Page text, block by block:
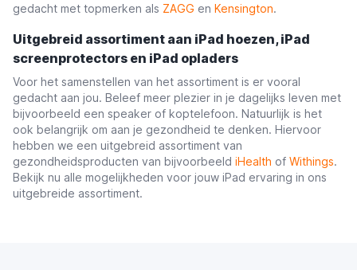
gedacht met topmerken als ZAGG en Kensington.
Uitgebreid assortiment aan iPad hoezen, iPad
screenprotectors en iPad opladers
Voor het samenstellen van het assortiment is er vooral
gedacht aan jou. Beleef meer plezier in je dagelijks leven met
bijvoorbeeld een speaker of koptelefoon. Natuurlijk is het
ook belangrijk om aan je gezondheid te denken. Hiervoor
hebben we een uitgebreid assortiment van
gezondheidsproducten van bijvoorbeeld iHealth of Withings.
Bekijk nu alle mogelijkheden voor jouw iPad ervaring in ons
uitgebreide assortiment.